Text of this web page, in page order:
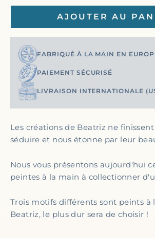
AJOUTER AU
FABRIQUÉ À LA MAIN EN
PAIEMENT SÉCURISÉ
LIVRAISON INTERNATIONALE
Les créations de Beatriz ne
séduire et nous étonne par leur
Nous vous présentons aujourd'hui
peintes à la main à collectionner
Trois motifs différents sont peints à
Beatriz, le plus dur sera de choisir !